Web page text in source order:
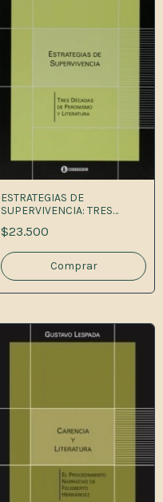
ESTRATEGIAS DE
SUPERVIVENCIA: TRES
DECADAS DE PERO 1A.ED
$23.500